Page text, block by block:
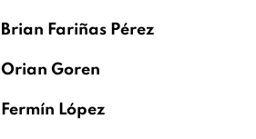
Brian Fariñas Pérez
Orian Goren
Fermín López